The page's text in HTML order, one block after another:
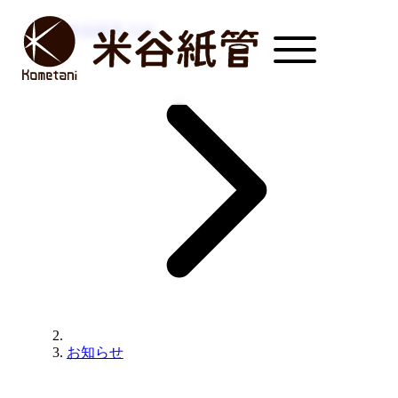
米谷紙管 TOP
お知らせ